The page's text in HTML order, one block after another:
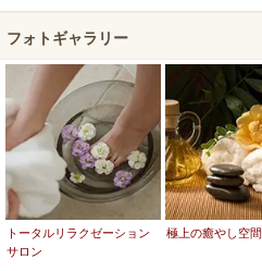
フォトギャラリー
トータルリラクゼーション
サロン
極上の癒やし空間